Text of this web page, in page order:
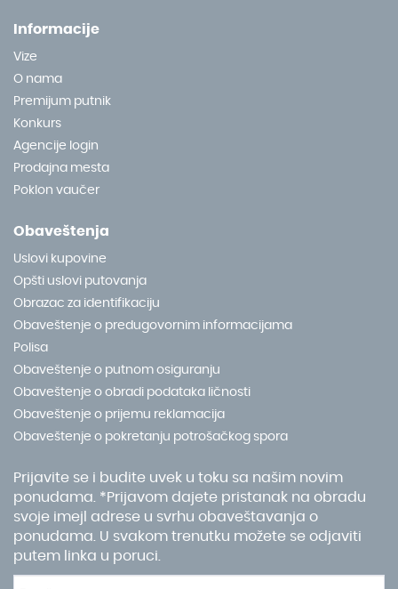
Informacije
Vize
O nama
Premijum putnik
Konkurs
Agencije login
Prodajna mesta
Poklon vaučer
Obaveštenja
Uslovi kupovine
Opšti uslovi putovanja
Obrazac za identifikaciju
Obaveštenje o predugovornim informacijama
Polisa
Obaveštenje o putnom osiguranju
Obaveštenje o obradi podataka ličnosti
Obaveštenje o prijemu reklamacija
Obaveštenje o pokretanju potrošačkog spora
Prijavite se i budite uvek u toku sa našim novim
ponudama. *Prijavom dajete pristanak na obradu
svoje imejl adrese u svrhu obaveštavanja o
ponudama. U svakom trenutku možete se odjaviti
putem linka u poruci.